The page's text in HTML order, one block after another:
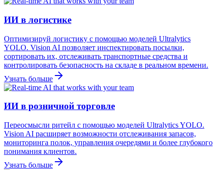
ИИ в логистике
Оптимизируй логистику с помощью моделей Ultralytics
YOLO. Vision AI позволяет инспектировать посылки,
сортировать их, отслеживать транспортные средства и
контролировать безопасность на складе в реальном времени.
Узнать больше
ИИ в розничной торговле
Переосмысли ритейл с помощью моделей Ultralytics YOLO.
Vision AI расширяет возможности отслеживания запасов,
мониторинга полок, управления очередями и более глубокого
понимания клиентов.
Узнать больше